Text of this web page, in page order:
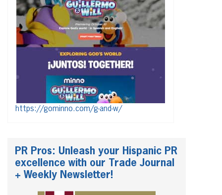
https://gominno.com/g-and-w/
PR Pros: Unleash your Hispanic PR
excellence with our Trade Journal
+ Weekly Newsletter!